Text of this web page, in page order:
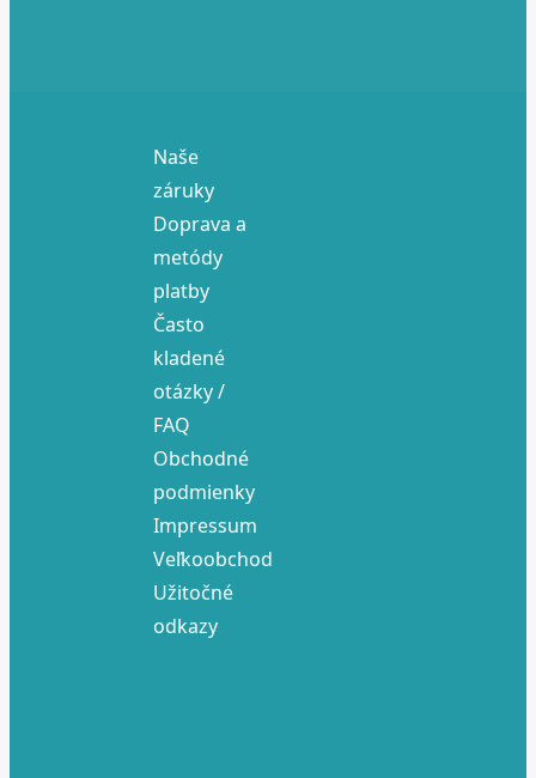
Naše
záruky
Doprava a
metódy
platby
Často
kladené
otázky /
FAQ
Obchodné
podmienky
Impressum
Veľkoobchod
Užitočné
odkazy